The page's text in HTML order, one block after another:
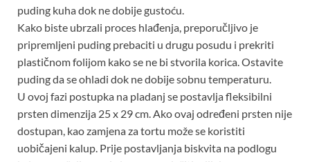
puding kuha dok ne dobije gustoću.
Kako biste ubrzali proces hlađenja, preporučljivo je
pripremljeni puding prebaciti u drugu posudu i prekriti
plastičnom folijom kako se ne bi stvorila korica. Ostavite
puding da se ohladi dok ne dobije sobnu temperaturu.
U ovoj fazi postupka na pladanj se postavlja fleksibilni
prsten dimenzija 25 x 29 cm. Ako ovaj određeni prsten nije
dostupan, kao zamjena za tortu može se koristiti
uobičajeni kalup. Prije postavljanja biskvita na podlogu